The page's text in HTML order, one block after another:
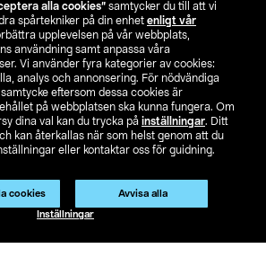
alla cookies” samtycker du till att vi
spårtekniker på din enhet enligt vår
upplevelsen på vår webbplats,
användning samt anpassa våra
Vi använder fyra kategorier av cookies:
analys och annonsering. För nödvändiga
eftersom dessa cookies är
på webbplatsen ska kunna fungera. Om
dina val kan du trycka på inställningar. Ditt
kan återkallas när som helst genom att du
eller kontaktar oss för guidning.
cookies Avvisa alla
Inställningar
Hitta butik
SE NO FI
statement Klubbvillkor
För företag
till priser exklusive moms